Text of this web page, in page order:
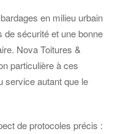
en milieu urbain
sécurité et une bonne
Nova Toitures &
particulière à ces
service autant que le
de protocoles précis :